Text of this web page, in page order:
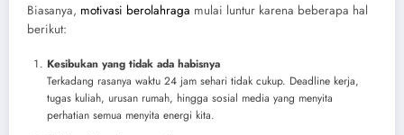
Biasanya, motivasi berolahraga mulai luntur karena beberapa hal
berikut:
Kesibukan yang tidak ada habisnya
Terkadang rasanya waktu 24 jam sehari tidak cukup. Deadline kerja,
tugas kuliah, urusan rumah, hingga sosial media yang menyita
perhatian semua menyita energi kita.